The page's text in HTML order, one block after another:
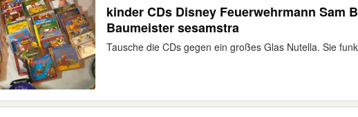
kinder CDs Disney Feuerwehrmann Sam Bib der
Baumeister sesamstra
Tausche die CDs gegen ein großes Glas Nutella. Sie